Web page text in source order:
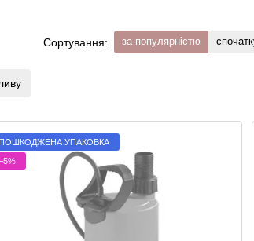
Сортування: за популярністю
ПОШКОДЖЕНА УПАКОВКА